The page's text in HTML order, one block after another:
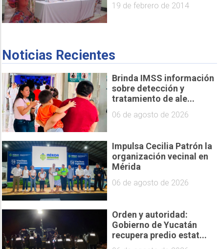
19 de febrero de 2014
Noticias Recientes
Brinda IMSS información
sobre detección y
tratamiento de ale...
06 de agosto de 2026
Impulsa Cecilia Patrón la
organización vecinal en
Mérida
06 de agosto de 2026
Orden y autoridad:
Gobierno de Yucatán
recupera predio estat...